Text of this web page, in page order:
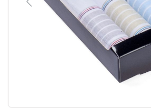
Previous